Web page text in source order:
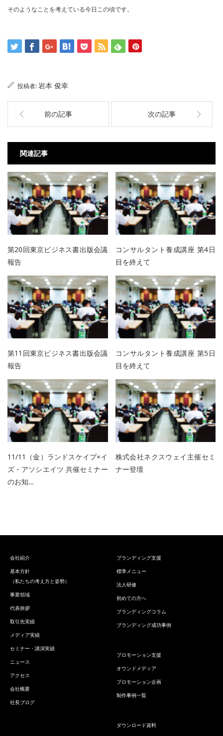
そのようなことを考えている今日この頃です。
投稿者:岩本 俊幸
前の記事 次の記事
関連記事
第20回東京ビジネス書出版会議
報告
コンサルタント養成講座 第4日
目を終えて
第11回東京ビジネス書出版会議
報告
コンサルタント養成講座 第5日
目を終えて
11/11（金）ランドスケイプ×イ
ズ・アソシエイツ 共催セミナー
のお知…
株式会社ネクスウェイ主催セミ
ナー登壇
会社紹介
基本方針
（私たちの考え方と姿勢）
事業領域
代表挨拶
取引先実績
メディア実績
セミナー・講演実績
ニュース
アクセス
会社概要
社長ブログ
ブランディング支援
標準メニュー
法人研修
初めての方へ
ブランディングコラム
ブランディング成功事例
プロモーション支援
オウンドメディア
プロモーション企画
制作事例一覧
ダウンロード資料